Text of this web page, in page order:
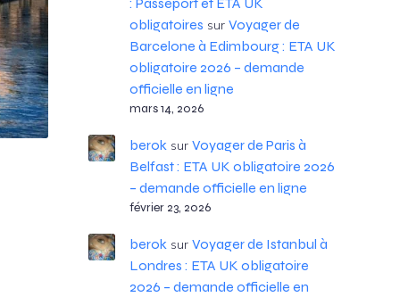
obligatoires sur Voyager de
Barcelone à Edimbourg : ETA UK
obligatoire 2026 – demande
officielle en ligne
mars 14, 2026
beroksur Voyager de Paris à
Belfast : ETA UK obligatoire 2026
– demande officielle en ligne
février 23, 2026
beroksur Voyager de Istanbul à
Londres : ETA UK obligatoire
2026 – demande officielle en